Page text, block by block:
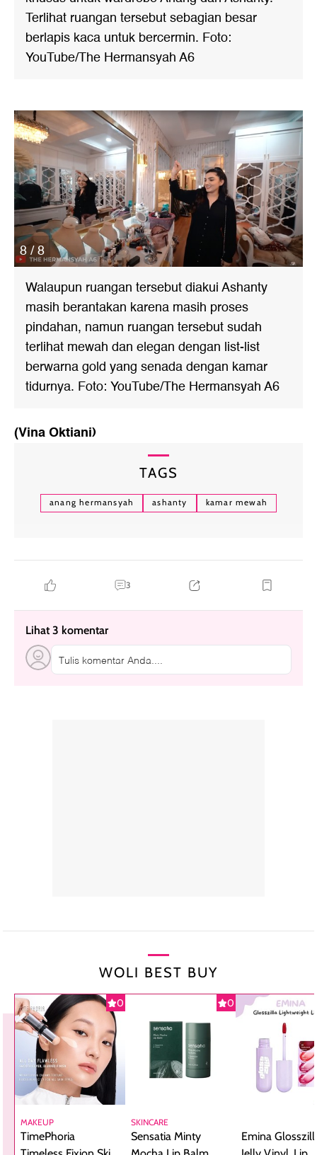
Terlihat ruangan tersebut sebagian besar
berlapis kaca untuk bercermin. Foto:
YouTube/The Hermansyah A6
8 / 8
Walaupun ruangan tersebut diakui Ashanty
masih berantakan karena masih proses
pindahan, namun ruangan tersebut sudah
terlihat mewah dan elegan dengan list-list
berwarna gold yang senada dengan kamar
tidurnya. Foto: YouTube/The Hermansyah A6
(Vina Oktiani)
TAGS
anang hermansyah ashanty kamar mewah
3
Lihat 3 komentar
Tulis komentar Anda....
WOLI BEST BUY
0
MAKEUP
TimePhoria
0
SKINCARE
Sensatia Minty
Emina